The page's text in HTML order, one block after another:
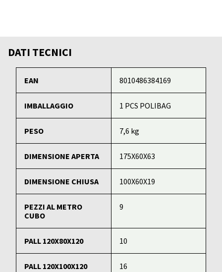
DATI TECNICI
EAN 8010486384169
IMBALLAGGIO 1 PCS POLIBAG
PESO 7,6 kg
DIMENSIONE APERTA 175X60X63
DIMENSIONE CHIUSA 100X60X19
PEZZI AL METRO
CUBO
9
PALL 120X80X120 10
PALL 120X100X120 16